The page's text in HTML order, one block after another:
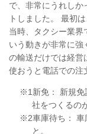
で、非常にうれしか
トしました。 最初
当時、タクシー業
いう動きが非常に強
の輸送だけでは経営
使おうと電話での注
※1新免： 新規免
社をつくるの
※2車庫待ち： 車
と。